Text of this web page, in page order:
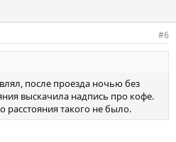
#6
после проезда ночью без
выскачила надпись про кофе.
такого не было.